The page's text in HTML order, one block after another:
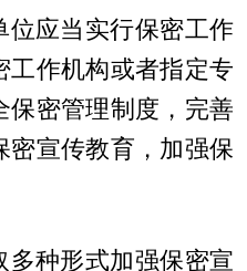
应当实行保密工作
工作机构或者指定专
保密管理制度，完善
密宣传教育，加强保
种形式加强保密宣